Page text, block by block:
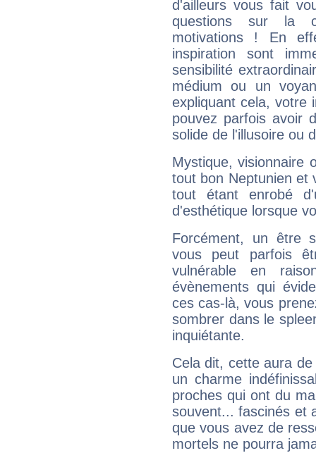
d'ailleurs vous fait
questions sur la
motivations ! En
inspiration sont
sensibilité
médium ou un
expliquant cela, votre
pouvez parfois avoir
solide de l'illusoire ou
Mystique, visionnaire
tout bon Neptunien et
tout étant enrobé
d'esthétique lorsque
Forcément, un être
vous peut parfois
vulnérable en
évènements qui
ces cas-là, vous
sombrer dans le
inquiétante.
Cela dit, cette aura
un charme
proches qui ont du
souvent... fascinés et
que vous avez de
mortels ne pourra